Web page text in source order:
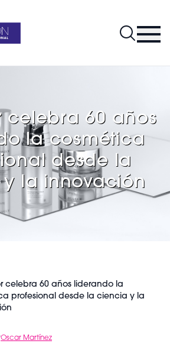
celebra 60 años
la cosmética
desde la
la innovación
celebra 60 años liderando la
profesional desde la ciencia y la
Oscar Martínez